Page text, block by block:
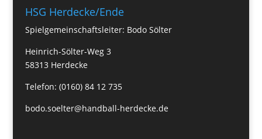
HSG Herdecke/Ende
Spielgemeinschaftsleiter: Bodo Sölter
Heinrich-Sölter-Weg 3
58313 Herdecke
Telefon: (0160) 84 12 735
bodo.soelter@handball-herdecke.de